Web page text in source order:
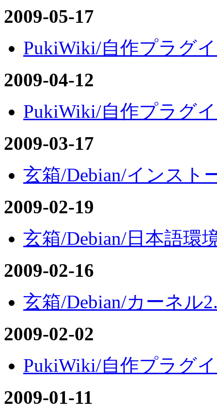
2009-05-17
PukiWiki/自作プラグ
2009-04-12
PukiWiki/自作プラグ
2009-03-17
玄箱/Debian/インスト
2009-02-19
玄箱/Debian/日本語環
2009-02-16
玄箱/Debian/カーネル
2009-02-02
PukiWiki/自作プラグ
2009-01-11